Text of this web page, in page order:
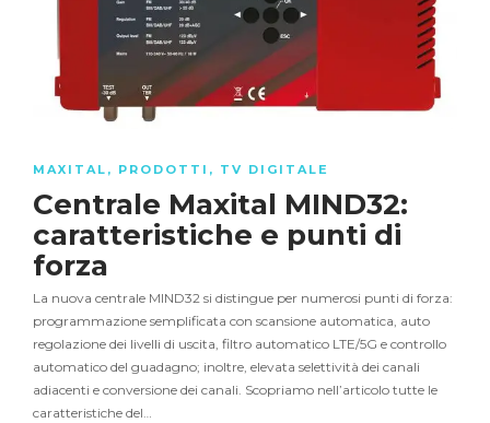
MAXITAL , PRODOTTI , TV DIGITALE
Centrale Maxital MIND32:
caratteristiche e punti di
forza
La nuova centrale MIND32 si distingue per numerosi punti di forza:
programmazione semplificata con scansione automatica, auto
regolazione dei livelli di uscita, filtro automatico LTE/5G e controllo
automatico del guadagno; inoltre, elevata selettività dei canali
adiacenti e conversione dei canali. Scopriamo nell’articolo tutte le
caratteristiche del…